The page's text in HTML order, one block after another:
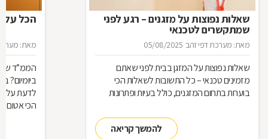
שאלות נפוצות על מזגנים – רגע לפני
שמתקשרים לטכנאי
מאת: מערכת דפי זהב 05/08/2025
שאלות נפוצות על המזגן בבית לפני שאתם
מזמינים טכנאי – כל התשובות לשאלות הכי
בוערות בתחום המזגנים, כולל בעיות ופתרונות
להמשך קריאה
הכל על
מאת:
הממ”ד
ביומיום?
לדעת על
הכי אטום